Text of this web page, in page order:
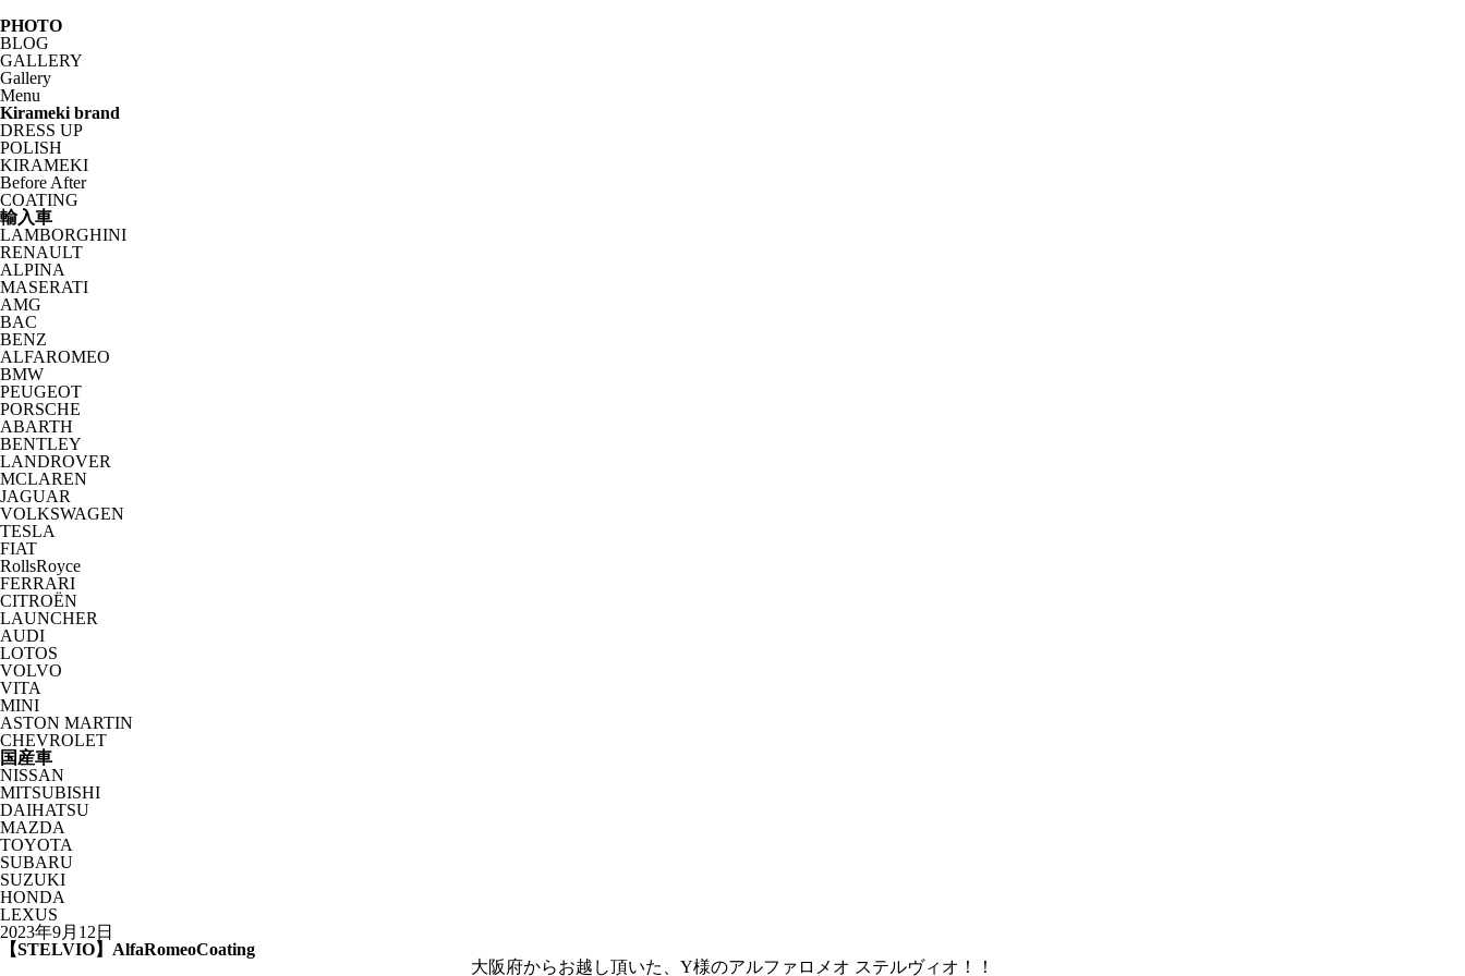
PHOTO
BLOG
GALLERY
Gallery
Menu
Kirameki brand
DRESS UP
POLISH
KIRAMEKI
Before After
COATING
輸入車
LAMBORGHINI
RENAULT
ALPINA
MASERATI
AMG
BAC
BENZ
ALFAROMEO
BMW
PEUGEOT
PORSCHE
ABARTH
BENTLEY
LANDROVER
MCLAREN
JAGUAR
VOLKSWAGEN
TESLA
FIAT
RollsRoyce
FERRARI
CITROËN
LAUNCHER
AUDI
LOTOS
VOLVO
VITA
MINI
ASTON MARTIN
CHEVROLET
国産車
NISSAN
MITSUBISHI
DAIHATSU
MAZDA
TOYOTA
SUBARU
SUZUKI
HONDA
LEXUS
2023年9月12日
【STELVIO】AlfaRomeoCoating
大阪府からお越し頂いた、Y様のアルファロメオ ステルヴィオ！！